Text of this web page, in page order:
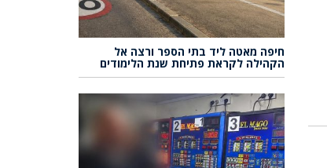
חיפה מאטה ליד בתי הספר ורצה אל
הקהילה לקראת פתיחת שנת הלימודים